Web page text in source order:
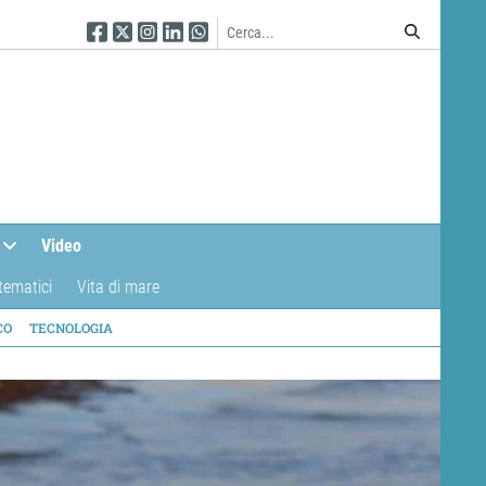
Seguici su Facebook
Seguici su Twitter
Seguici su Instagram
Seguici su Linkedin
Seguici su WhatsApp
Video
Vita di mare
TECNOLOGIA